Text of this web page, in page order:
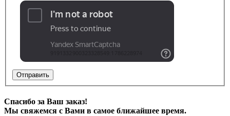
Отправить
Спасибо за Ваш заказ!
Мы свяжемся с Вами в самое ближайшее время.